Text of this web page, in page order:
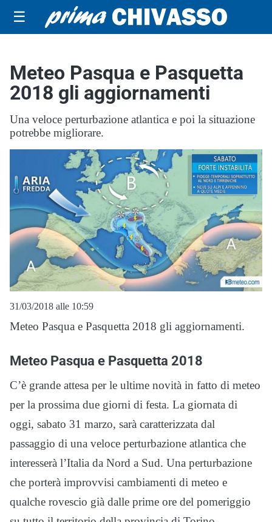
☰
Meteo Pasqua e Pasquetta
2018 gli aggiornamenti
Una veloce perturbazione atlantica e poi la situazione
potrebbe migliorare.
31/03/2018 alle 10:59
Meteo Pasqua e Pasquetta 2018 gli aggiornamenti.
Meteo Pasqua e Pasquetta 2018
C’è grande attesa per le ultime novità in fatto di meteo
per la prossima due giorni di festa. La giornata di
oggi, sabato 31 marzo, sarà caratterizzata dal
passaggio di una veloce perturbazione atlantica che
interesserà l’Italia da Nord a Sud. Una perturbazione
che porterà improvvisi cambiamenti di meteo e
qualche rovescio già dalle prime ore del pomeriggio